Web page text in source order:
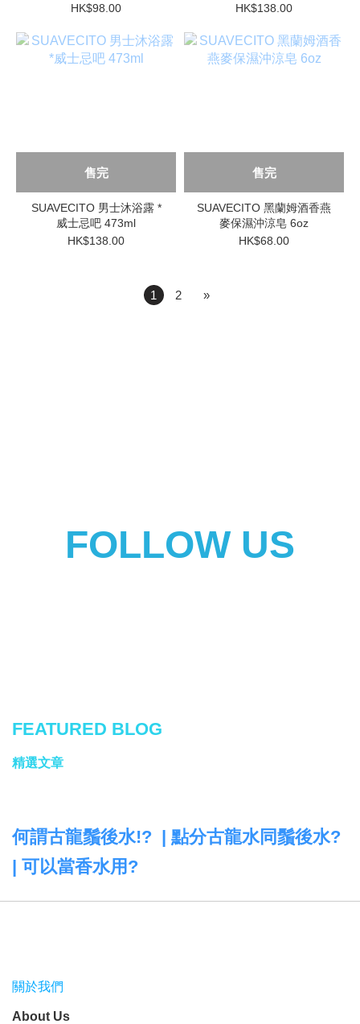
HK$98.00
HK$138.00
售完
SUAVECITO 男士沐浴露 *
威士忌吧 473ml
HK$138.00
售完
SUAVECITO 黑蘭姆酒香燕
麥保濕沖涼皂 6oz
HK$68.00
1 2 »
FOLLOW US
FEATURED BLOG
精選文章
何謂古龍鬚後水!? | 點分古龍水同鬚後水?
| 可以當香水用?
關於我們
About Us